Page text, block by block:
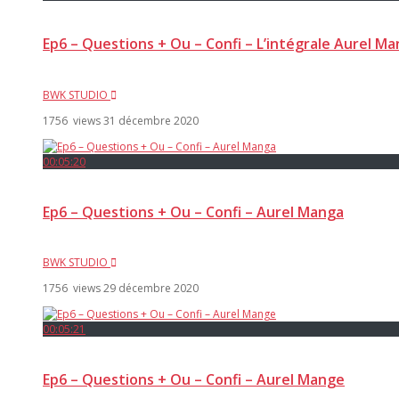
Ep6 – Questions + Ou – Confi – L’intégrale Aurel
BWK STUDIO
1756 views31 décembre 2020
00:05:20
Ep6 – Questions + Ou – Confi – Aurel Manga
BWK STUDIO
1756 views29 décembre 2020
00:05:21
Ep6 – Questions + Ou – Confi – Aurel Mange